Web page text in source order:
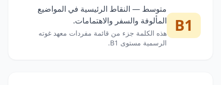
B1
متوسط — النقاط الرئيسية في المواضيع
المألوفة والسفر والاهتمامات.
هذه الكلمة جزء من قائمة مفردات معهد غوته
الرسمية مستوى B1.